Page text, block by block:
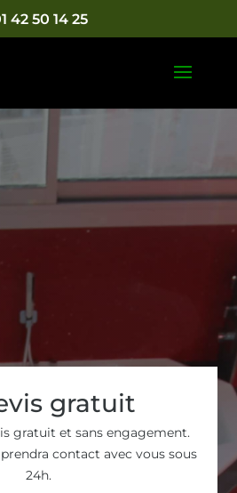
42 50 14 25
gratuit
gratuit et sans engagement.
contact avec vous sous
24h.